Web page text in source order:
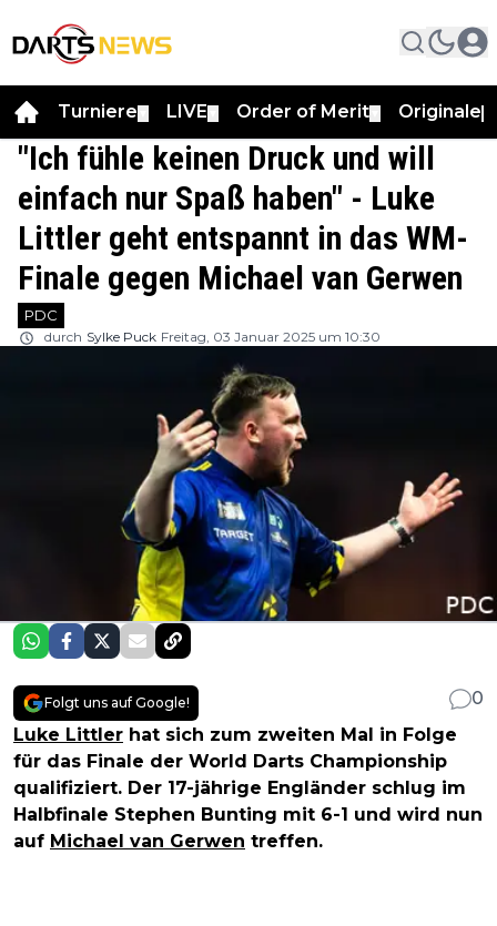
Turniere LIVE Order of Merit Originale
"Ich fühle keinen Druck und will
einfach nur Spaß haben" - Luke
Littler geht entspannt in das WM-
Finale gegen Michael van Gerwen
PDC
durch Sylke Puck Freitag, 03 Januar 2025 um 10:30
Folgt uns auf Google!
0
Luke Littler hat sich zum zweiten Mal in Folge
für das Finale der World Darts Championship
qualifiziert. Der 17-jährige Engländer schlug im
Halbfinale Stephen Bunting mit 6-1 und wird nun
auf Michael van Gerwen treffen.